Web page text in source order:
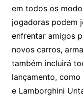
em todos os
jogadoras podem
enfrentar amigos
novos carros,
também incluirá
lançamento,
e Lamborghini